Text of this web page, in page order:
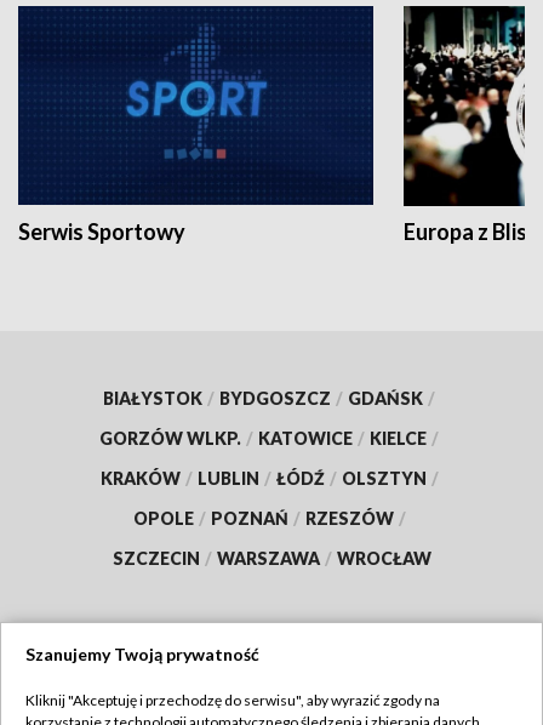
Serwis Sportowy Europa z
BIAŁYSTOK / BYDGOSZCZ / GDAŃSK /
GORZÓW WLKP. / KATOWICE / KIELCE /
KRAKÓW / LUBLIN / ŁÓDŹ / OLSZTYN /
OPOLE / POZNAŃ / RZESZÓW /
SZCZECIN / WARSZAWA / WROCŁAW
Szanujemy Twoją prywatność
Kliknij "Akceptuję i przechodzę do serwisu", aby wyrazić zgody na